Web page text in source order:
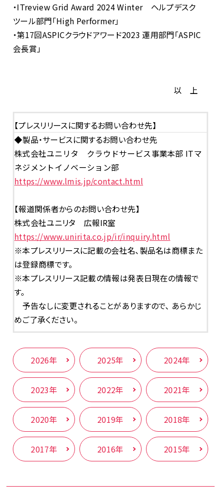
・ITreview Grid Award 2024 Winterヘルプデスク
ツール部門「High Performer」
・第17回ASPICクラウドアワード2023運用部門「ASPIC
会長賞」
以 上
【プレスリリースに関するお問い合わせ先】
◆製品・サービスに関するお問い合わせ先
株式会社ユニリタ クラウドサービス事業本部 ITマ
ネジメントイノベーション部
https://www.lmis.jp/contact.html
【報道関係者からのお問い合わせ先】
株式会社ユニリタ 広報IR室
https://www.unirita.co.jp/ir/inquiry.html
※本プレスリリースに記載の会社名、製品名は商標また
は登録商標です。
※本プレスリリース記載の情報は発表日現在の情報で
す。
予告なしに変更されることがありますので、 あらかじ
めご了承ください。
2026年 2025年 2024年
2023年 2022年 2021年
2020年 2019年 2018年
2017年 2016年 2015年